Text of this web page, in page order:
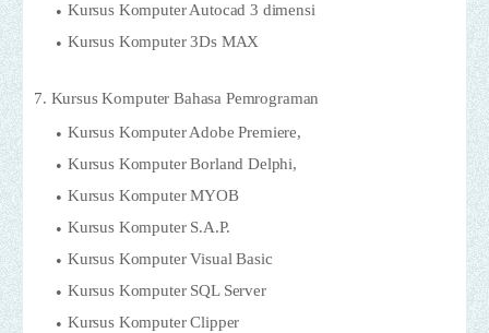
Kursus Komputer Autocad 3 dimensi
Kursus Komputer 3Ds MAX
7. Kursus Komputer Bahasa Pemrograman
Kursus Komputer Adobe Premiere,
Kursus Komputer Borland Delphi,
Kursus Komputer MYOB
Kursus Komputer S.A.P.
Kursus Komputer Visual Basic
Kursus Komputer SQL Server
Kursus Komputer Clipper